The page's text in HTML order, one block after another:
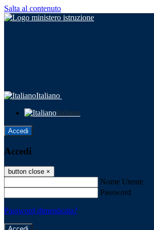
Salta al contenuto
Italiano
Italiano
Accedi
Accedi
button close ×
Nome Utente
Password
Password dimenticata?